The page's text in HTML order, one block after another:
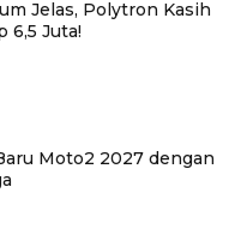
Jelas, Polytron Kasih
6,5 Juta!
Moto2 2027 dengan